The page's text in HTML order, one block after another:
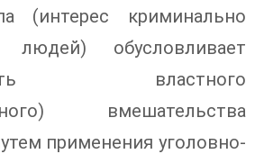
(интерес криминально
людей) обусловливает
властного
вмешательства
применения уголовно-